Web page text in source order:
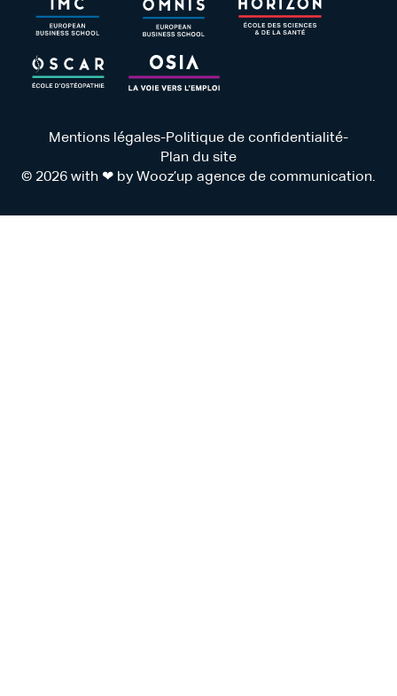
Mentions légales-Politique de confidentialité-
Plan du site
© 2026 with ❤ by Wooz’up agence de communication.